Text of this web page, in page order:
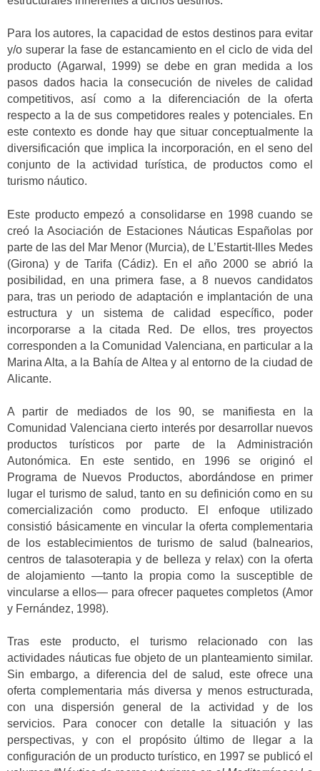
Para los autores, la capacidad de estos destinos para evitar
y/o superar la fase de estancamiento en el ciclo de vida del
producto (Agarwal, 1999) se debe en gran medida a los
pasos dados hacia la consecución de niveles de calidad
competitivos, así como a la diferenciación de la oferta
respecto a la de sus competidores reales y potenciales. En
este contexto es donde hay que situar conceptualmente la
diversificación que implica la incorporación, en el seno del
conjunto de la actividad turística, de productos como el
turismo náutico.
Este producto empezó a consolidarse en 1998 cuando se
creó la Asociación de Estaciones Náuticas Españolas por
parte de las del Mar Menor (Murcia), de L’Estartit-Illes Medes
(Girona) y de Tarifa (Cádiz). En el año 2000 se abrió la
posibilidad, en una primera fase, a 8 nuevos candidatos
para, tras un periodo de adaptación e implantación de una
estructura y un sistema de calidad específico, poder
incorporarse a la citada Red. De ellos, tres proyectos
corresponden a la Comunidad Valenciana, en particular a la
Marina Alta, a la Bahía de Altea y al entorno de la ciudad de
Alicante.
A partir de mediados de los 90, se manifiesta en la
Comunidad Valenciana cierto interés por desarrollar nuevos
productos turísticos por parte de la Administración
Autonómica. En este sentido, en 1996 se originó el
Programa de Nuevos Productos, abordándose en primer
lugar el turismo de salud, tanto en su definición como en su
comercialización como producto. El enfoque utilizado
consistió básicamente en vincular la oferta complementaria
de los establecimientos de turismo de salud (balnearios,
centros de talasoterapia y de belleza y relax) con la oferta
de alojamiento —tanto la propia como la susceptible de
vincularse a ellos— para ofrecer paquetes completos (Amor
y Fernández, 1998).
Tras este producto, el turismo relacionado con las
actividades náuticas fue objeto de un planteamiento similar.
Sin embargo, a diferencia del de salud, este ofrece una
oferta complementaria más diversa y menos estructurada,
con una dispersión general de la actividad y de los
servicios. Para conocer con detalle la situación y las
perspectivas, y con el propósito último de llegar a la
configuración de un producto turístico, en 1997 se publicó el